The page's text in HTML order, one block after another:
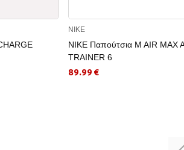
NIKE
NIKE Παπούτσια M AIR MAX
TRAINER 6
89.99 €